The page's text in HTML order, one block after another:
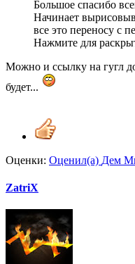
Большое спасибо
Начинает
все это переносу с
Нажмите для
Можно и ссылку на гугл
будет...
Оценки: Оценил(а) Дем
ZatriX